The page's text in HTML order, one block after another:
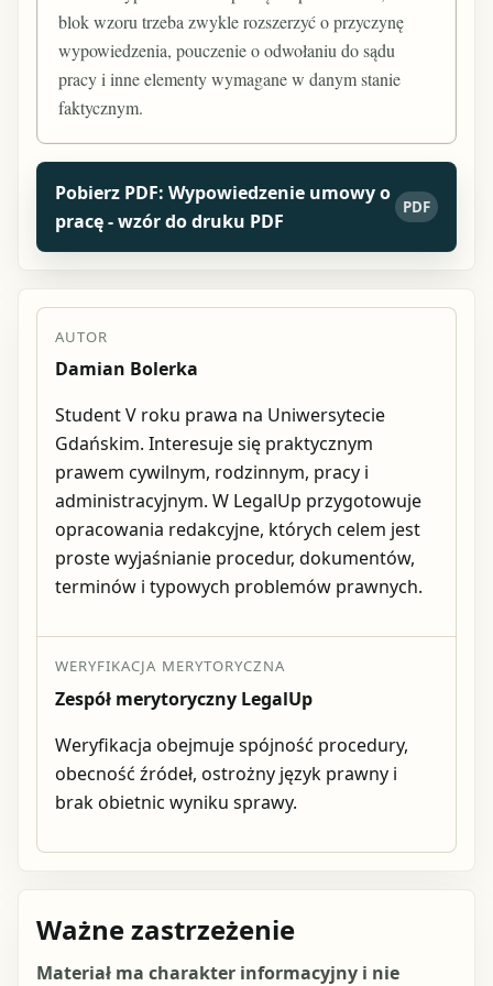
blok wzoru trzeba zwykle rozszerzyć o przyczynę
wypowiedzenia, pouczenie o odwołaniu do sądu
pracy i inne elementy wymagane w danym stanie
faktycznym.
Pobierz PDF: Wypowiedzenie umowy o
pracę - wzór do druku PDF
PDF
AUTOR
Damian Bolerka
Student V roku prawa na Uniwersytecie
Gdańskim. Interesuje się praktycznym
prawem cywilnym, rodzinnym, pracy i
administracyjnym. W LegalUp przygotowuje
opracowania redakcyjne, których celem jest
proste wyjaśnianie procedur, dokumentów,
terminów i typowych problemów prawnych.
WERYFIKACJA MERYTORYCZNA
Zespół merytoryczny LegalUp
Weryfikacja obejmuje spójność procedury,
obecność źródeł, ostrożny język prawny i
brak obietnic wyniku sprawy.
Ważne zastrzeżenie
Materiał ma charakter informacyjny i nie